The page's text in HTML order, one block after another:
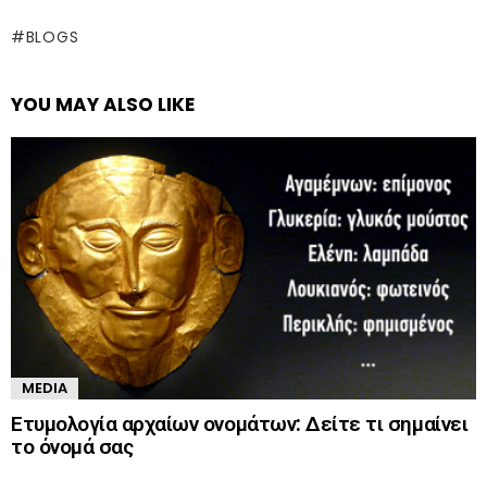
BLOGS
YOU MAY ALSO LIKE
MEDIA
Ετυμολογία αρχαίων ονομάτων: Δείτε τι σημαίνει
το όνομά σας